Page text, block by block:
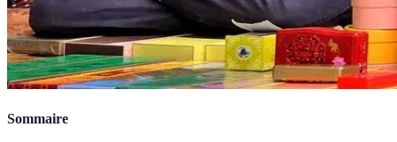
Sommaire